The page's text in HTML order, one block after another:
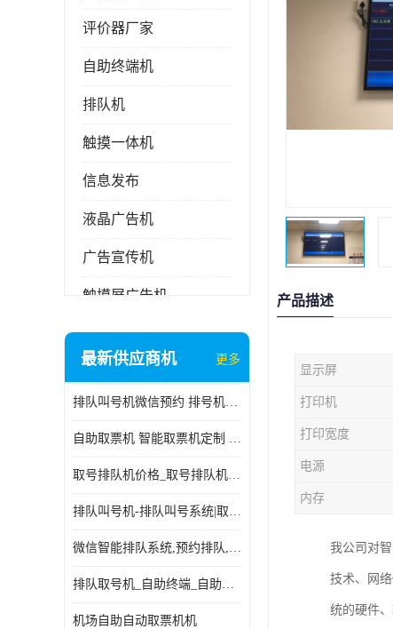
评价器厂家
自助终端机
排队机
触摸一体机
信息发布
液晶广告机
广告宣传机
触摸屏广告机
液晶显示器
电子白板
自助服务终端
最新供应商机 更多
排队叫号机微信预约 排号机诊所 行政大厅营业厅取号机
自助取票机 智能取票机定制 款式多样
取号排队机价格_取号排队机报价_取号排队机多少钱
排队叫号机-排队叫号系统|取号机-液晶拼接屏-自助终端机
微信智能排队系统,预约排队,扫码排队,微信叫号
排队取号机_自助终端_自助签到一体机 支持定做
机场自助自动取票机机
产品描述
显示屏
打印机
打印宽度
电源
内存
我公司对
技术、网
统的硬件